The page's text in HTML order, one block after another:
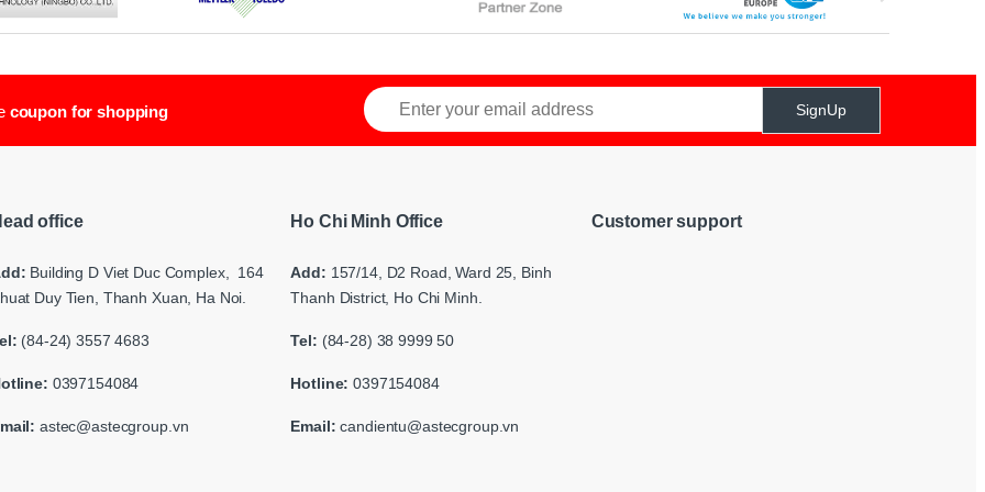
coupon for shopping SignUp
office
Building D Viet Duc Complex, 164
Duy Tien, Thanh Xuan, Ha Noi.
(84-24) 3557 4683
0397154084
astec@astecgroup.vn
Ho Chi Minh Office
Add: 157/14, D2 Road,Ward 25, Binh
Thanh District, Ho Chi Minh.
Tel: (84-28) 38 9999 50
Hotline: 0397154084
Email: candientu@astecgroup.vn
Customer support